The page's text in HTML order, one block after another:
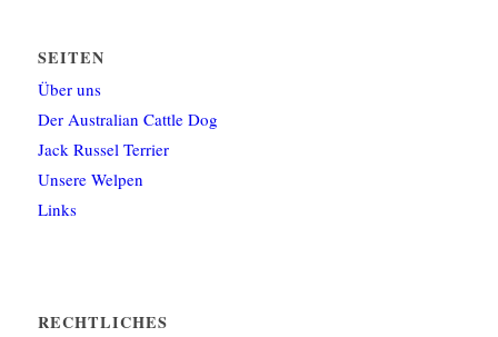
SEITEN
Über uns
Der Australian Cattle Dog
Jack Russel Terrier
Unsere Welpen
Links
RECHTLICHES